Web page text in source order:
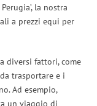
la nostra
a prezzi equi per
diversi fattori, come
trasportare e i
Ad esempio,
un viaggio di